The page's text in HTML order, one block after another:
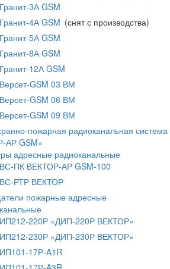
Гранит-3А GSM
Гранит-4А GSM (снят с производства)
Гранит-5А GSM
Гранит-8А GSM
Гранит-12А GSM
Версет-GSM 03 ВМ
Версет-GSM 06 ВМ
Версет-GSM 09 ВМ
пожарная радиоканальная система
АР GSM»
адресные радиоканальные
ВС-ПК ВЕКТОР-АР GSM-100
ВС-РТР ВЕКТОР
пожарные адресные
ИП212-220Р «ДИП-220Р ВЕКТОР»
ИП212-230Р «ДИП-230Р ВЕКТОР»
ИП101-17Р-A1R